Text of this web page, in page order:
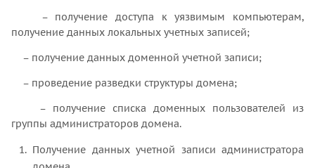
– получение доступа к уязвимым компьютерам,
получение данных локальных учетных записей;
– получение данных доменной учетной записи;
– проведение разведки структуры домена;
– получение списка доменных пользователей из
группы администраторов домена.
Получение данных учетной записи администратора